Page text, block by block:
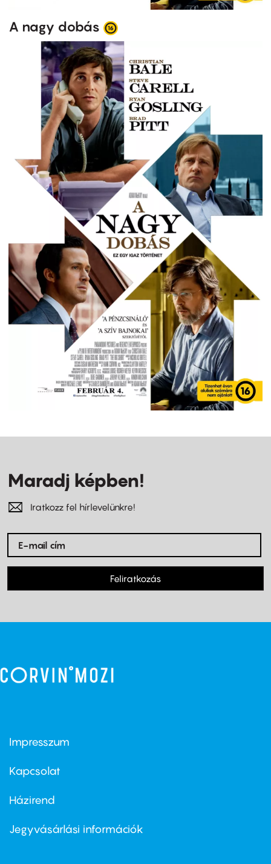
A nagy dobás
Maradj képben!
Iratkozz fel hírlevelünkre!
Feliratkozás
Footer
first
Impresszum
Kapcsolat
Footer
second
Házirend
Jegyvásárlási információk